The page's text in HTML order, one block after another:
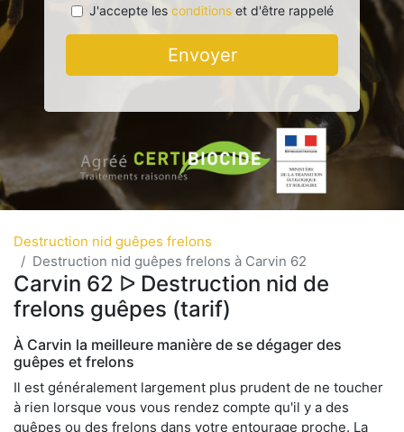
J'accepte les conditionset d'être rappelé
Envoyer
Destruction nid guêpes frelons
Destruction nid guêpes frelons à Carvin 62
Carvin 62 ᐅ Destruction nid de
frelons guêpes (tarif)
À Carvin la meilleure manière de se dégager des
guêpes et frelons
Il est généralement largement plus prudent de ne toucher
à rien lorsque vous vous rendez compte qu'il y a des
guêpes ou des frelons dans votre entourage proche. La